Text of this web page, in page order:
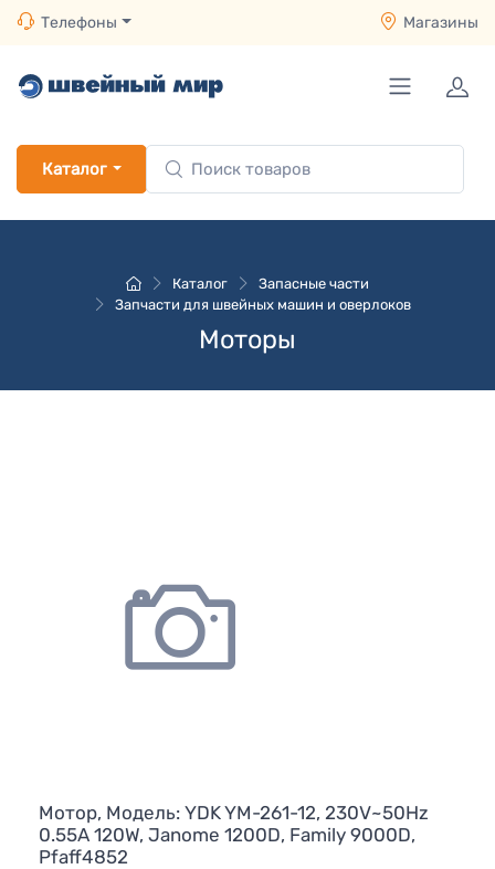
Телефоны Магазины
Каталог
Каталог
Запасные части
Запчасти для швейных машин и оверлоков
Моторы
Мотор, Модель: YDK YM-261-12, 230V~50Hz
0.55A 120W, Janome 1200D, Family 9000D,
Pfaff4852